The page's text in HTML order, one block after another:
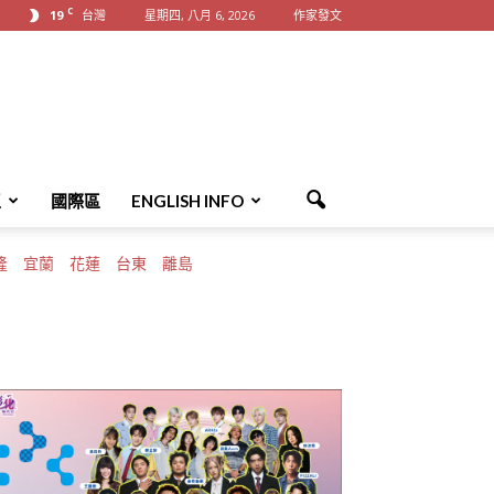
19 C 台灣 星期四, 八月 6, 2026 作家發文
國際區 ENGLISH INFO
宜蘭 花蓮 台東 離島